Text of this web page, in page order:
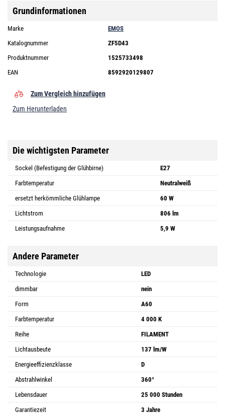
Grundinformationen
Marke
EMOS
Katalognummer
ZF5D43
Produktnummer
1525733498
EAN
8592920129807
Zum Vergleich hinzufügen
Zum Herunterladen
Die wichtigsten Parameter
Sockel (Befestigung der Glühbirne)
E27
Farbtemperatur
Neutralweiß
ersetzt herkömmliche Glühlampe
60 W
Lichtstrom
806 lm
Leistungsaufnahme
5,9 W
Andere Parameter
Technologie
LED
dimmbar
nein
Form
A60
Farbtemperatur
4 000 K
Reihe
FILAMENT
Lichtausbeute
137 lm/W
Energieeffizienzklasse
D
Abstrahlwinkel
360°
Lebensdauer
25 000 Stunden
Garantiezeit
3 Jahre